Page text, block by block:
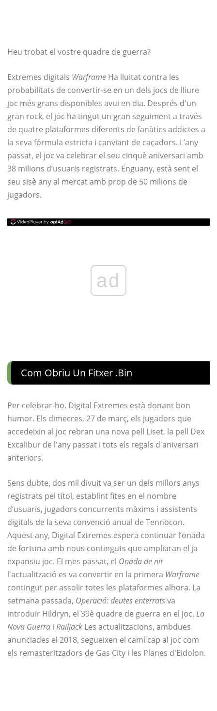
Heu trobat el vostre quadre de guerra?
Extremes digitals Warframe Ha lluitat contra les
probabilitats de convertir-se en un dels jocs de lliure
joc més grans disponibles avui en dia. Després d'un
gran rock, el joc ha tingut un gran seguiment a través
de quatre plataformes diferents de fanàtics addictes a
la seva fórmula estricta i canviant de caçadors. L’any
passat, el joc va celebrar el seu cinquè aniversari amb
38 milions d’usuaris registrats. Enguany, està sent el
seu sisè any al mercat amb prop de 50 milions de
jugadors.
ad
Com Obriu Un Fitxer .bin
Per celebrar-ho, Digital Extremes està donant bon
humor. Els dimecres, 27 de març, els jugadors que
accedeixin al joc rebran una nova pell Liset, la pell Dex
Excalibur de l'any passat i tots els regals d'aniversari
anteriors.
Sens dubte, dos mil divuit va ser un dels millors anys
registrats pel títol, establint fites en el nombre
d’usuaris, jugadors concurrents màxims i assistents
digitals de la seva convenció anual de Tennocon.
Aquest any, Digital Extremes espera continuar l’onada
de fortuna amb nous continguts que ampliaran el ja
expansiu joc. El mes passat, el Onada de nit
l'actualització es va convertir en la primera Warframe
contingut per assolir totes les plataformes alhora. La
setmana passada, Operació: deutes enterratsva
introduir Hildryn, el 39è quadre de guerra en el joc. La
Nova Guerra i Railjack Les actualitzacions, ambdues
anunciades el 2018, segueixen el camí cap al joc com
els remasteritzadors de Gas City i les Planes d'Eidolon.